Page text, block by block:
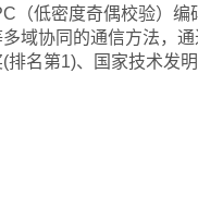
（低密度奇偶校验）编
域协同的通信方法，
名第1)、国家技术发